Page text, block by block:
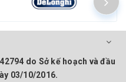
do Sở kế hoạch và đầu
03/10/2016.